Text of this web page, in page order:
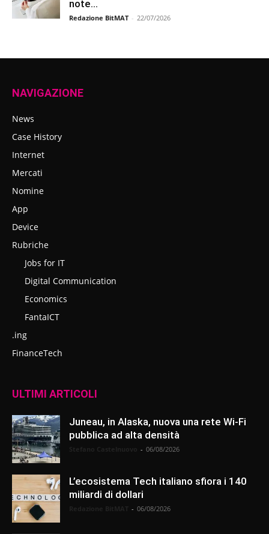
note...
Redazione BitMAT - 22/07/2026
NAVIGAZIONE
News
Case History
Internet
Mercati
Nomine
App
Device
Rubriche
Jobs for IT
Digital Communication
Economics
FantaICT
.ing
FinanceTech
ULTIMI ARTICOLI
Juneau, in Alaska, nuova una rete Wi-Fi
pubblica ad alta densità
- 06/08/2026
L’ecosistema Tech italiano sfiora i 140
miliardi di dollari
- 06/08/2026